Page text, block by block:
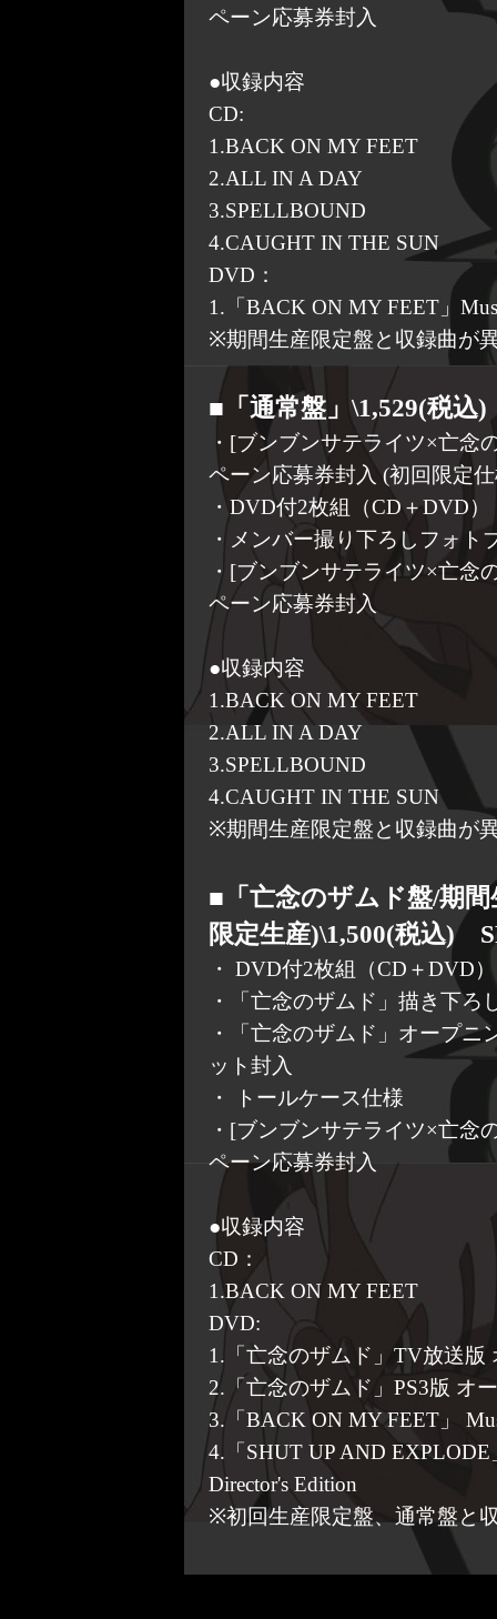
ペーン応募券封入
●収録内容
CD:
1.BACK ON MY FEET
2.ALL IN A DAY
3.SPELLBOUND
4.CAUGHT IN THE SUN
DVD：
1.「BACK ON MY FEET」
※期間生産限定盤と収録曲が
■「通常盤」\1,529(税込
・[ブンブンサテライツ×亡念
ペーン応募券封入 (初回限定
・DVD付2枚組（CD＋DVD）
・メンバー撮り下ろしフォト
・[ブンブンサテライツ×亡念
ペーン応募券封入
●収録内容
1.BACK ON MY FEET
2.ALL IN A DAY
3.SPELLBOUND
4.CAUGHT IN THE SUN
※期間生産限定盤と収録曲が
■「亡念のザムド盤/期
限定生産)\1,500(税込)
・ DVD付2枚組（CD＋DVD）
・「亡念のザムド」描き下ろ
・「亡念のザムド」オープニ
ット封入
・ トールケース仕様
・[ブンブンサテライツ×亡念
ペーン応募券封入
●収録内容
CD：
1.BACK ON MY FEET
DVD:
1.「亡念のザムド」TV放送版
2.「亡念のザムド」PS3版 オ
3.「BACK ON MY FEET」
4.「SHUT UP AND
Director's Edition
※初回生産限定盤、通常盤と